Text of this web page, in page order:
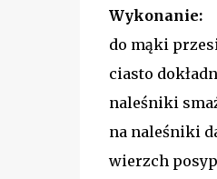
Wykonanie:
do mąki
ciasto
naleśniki
na naleśniki
wierzch